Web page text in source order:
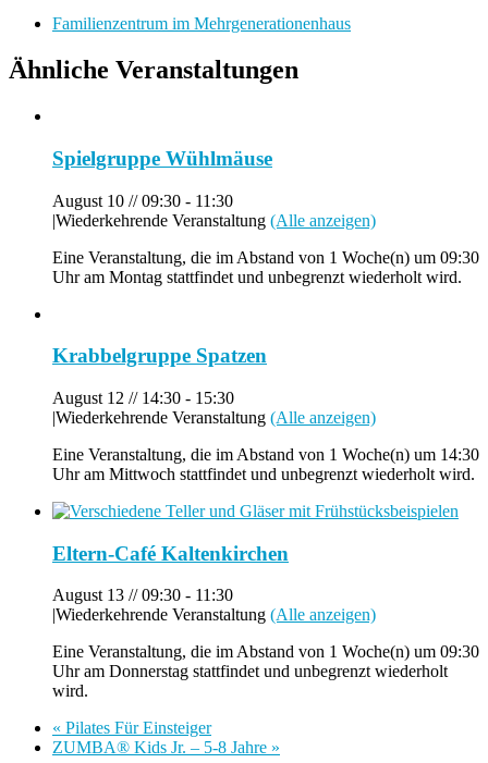
Familienzentrum im Mehrgenerationenhaus
Ähnliche Veranstaltungen
Spielgruppe Wühlmäuse
August 10 // 09:30 - 11:30
|Wiederkehrende Veranstaltung (Alle anzeigen)
Eine Veranstaltung, die im Abstand von 1 Woche(n) um 09:30
Uhr am Montag stattfindet und unbegrenzt wiederholt wird.
Krabbelgruppe Spatzen
August 12 // 14:30 - 15:30
|Wiederkehrende Veranstaltung (Alle anzeigen)
Eine Veranstaltung, die im Abstand von 1 Woche(n) um 14:30
Uhr am Mittwoch stattfindet und unbegrenzt wiederholt wird.
Eltern-Café Kaltenkirchen
August 13 // 09:30 - 11:30
|Wiederkehrende Veranstaltung (Alle anzeigen)
Eine Veranstaltung, die im Abstand von 1 Woche(n) um 09:30
Uhr am Donnerstag stattfindet und unbegrenzt wiederholt
wird.
« Pilates Für Einsteiger
ZUMBA® Kids Jr. – 5-8 Jahre »